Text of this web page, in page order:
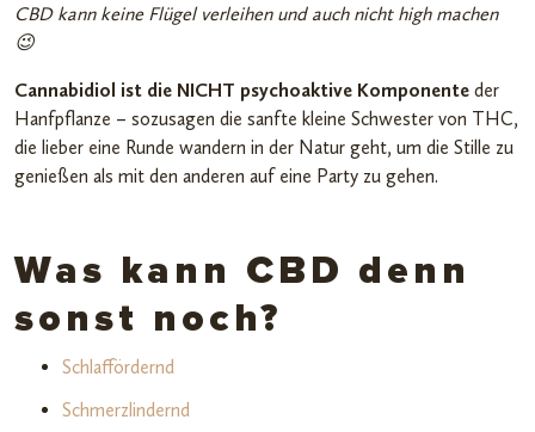
CBD kann keine Flügel verleihen und auch nicht high machen
😉
Cannabidiol ist die NICHT psychoaktive Komponente der
Hanfpflanze – sozusagen die sanfte kleine Schwester von THC,
die lieber eine Runde wandern in der Natur geht, um die Stille zu
genießen als mit den anderen auf eine Party zu gehen.
Was kann CBD denn
sonst noch?
Schlaffördernd
Schmerzlindernd